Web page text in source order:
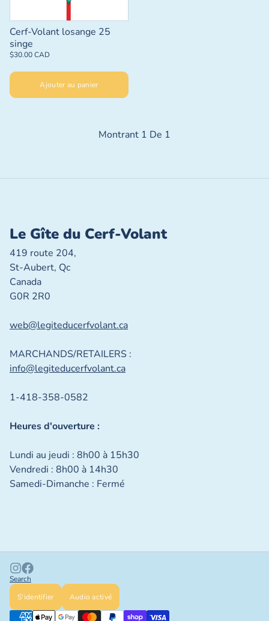
Cerf-Volant losange 25
singe
$30.00 CAD
Ajouter au panier
Montrant 1 De 1
Le Gîte du Cerf-Volant
419 route 204,
St-Aubert, Qc
Canada
G0R 2R0
web@legiteducerfvolant.ca
MARCHANDS/RETAILERS :
info@legiteducerfvolant.ca
1-418-358-0582
Heures d'ouverture :
Lundi au jeudi : 8h00 à 15h30
Vendredi : 8h00 à 14h30
Samedi-Dimanche : Fermé
Search
S'identifier
Audio activé